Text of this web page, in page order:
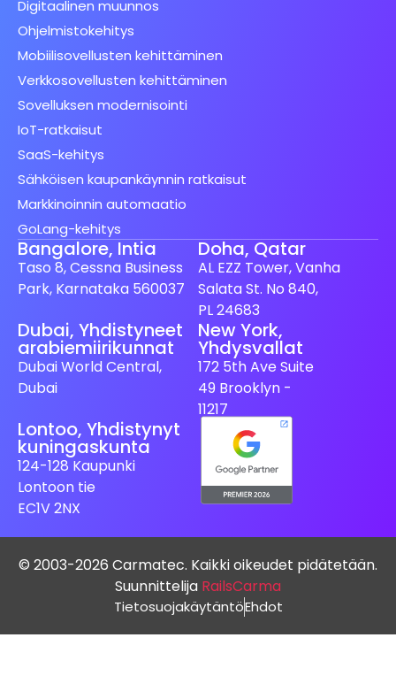
Digitaalinen muunnos
Ohjelmistokehitys
Mobiilisovellusten kehittäminen
Verkkosovellusten kehittäminen
Sovelluksen modernisointi
IoT-ratkaisut
SaaS-kehitys
Sähköisen kaupankäynnin ratkaisut
Markkinoinnin automaatio
GoLang-kehitys
Bangalore, Intia
Taso 8, Cessna Business
Park, Karnataka 560037
Doha, Qatar
AL EZZ Tower, Vanha
Salata St. No 840,
PL 24683
Dubai, Yhdistyneet
arabiemiirikunnat
Dubai World Central,
Dubai
New York,
Yhdysvallat
172 5th Ave Suite
49 Brooklyn -
11217
Lontoo, Yhdistynyt
kuningaskunta
124-128 Kaupunki
Lontoon tie
EC1V 2NX
© 2003-2026 Carmatec. Kaikki oikeudet pidätetään.
Suunnittelija RailsCarma
TietosuojakäytäntöEhdot